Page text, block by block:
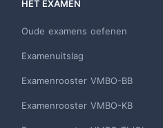
HET EXAMEN
Oude examens oefenen
Examenuitslag
Examenrooster VMBO-BB
Examenrooster VMBO-KB